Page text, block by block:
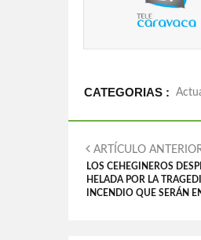
CATEGORIAS :
ARTÍCULO
LOS CEHEGINEROS
HELADA POR LA
INCENDIO QUE SERÁN